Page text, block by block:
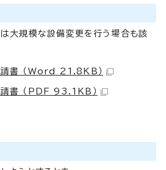
大規模な設備変更を行う場合も該
請書 （Word 21.8KB）
書 （PDF 93.1KB）